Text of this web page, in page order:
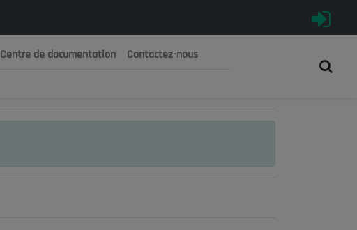
الجزائرية الديمقراطية الشعبية
Centre de documentation Contactez-nous